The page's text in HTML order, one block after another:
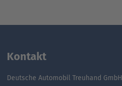
Kontakt
Deutsche Automobil Treuhand GmbH